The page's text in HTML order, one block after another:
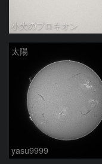
小犬のプロキオン
太陽
yasu9999